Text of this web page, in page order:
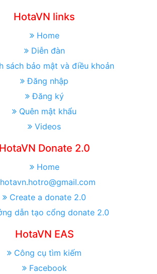
HotaVN links
Home
Diễn đàn
sách bảo mật và điều khoản
Đăng nhập
Đăng ký
Quên mật khẩu
Videos
HotaVN Donate 2.0
Home
hotavn.hotro@gmail.com
Create a donate 2.0
dẫn tạo cổng donate 2.0
HotaVN EAS
Công cụ tìm kiếm
Facebook